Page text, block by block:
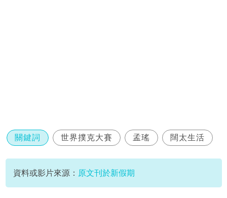
關鍵詞 世界撲克大賽 孟瑤 闊太生活
資料或影片來源： 原文刊於新假期